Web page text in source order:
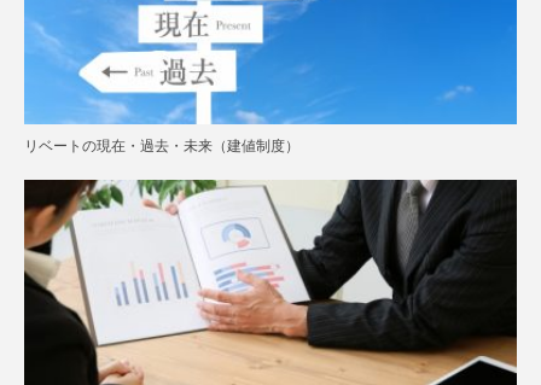
リベートの現在・過去・未来（建値制度）